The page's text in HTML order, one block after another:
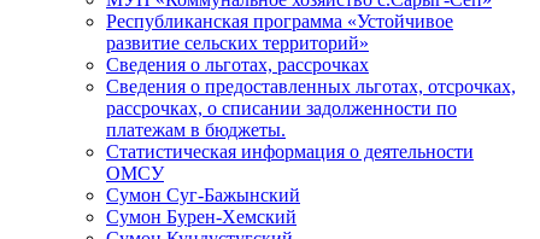
Республиканская программа «Устойчивое
развитие сельских территорий»
Сведения о льготах, рассрочках
Сведения о предоставленных льготах, отсрочках,
рассрочках, о списании задолженности по
платежам в бюджеты.
Статистическая информация о деятельности
ОМСУ
Сумон Суг-Бажынский
Сумон Бурен-Хемский